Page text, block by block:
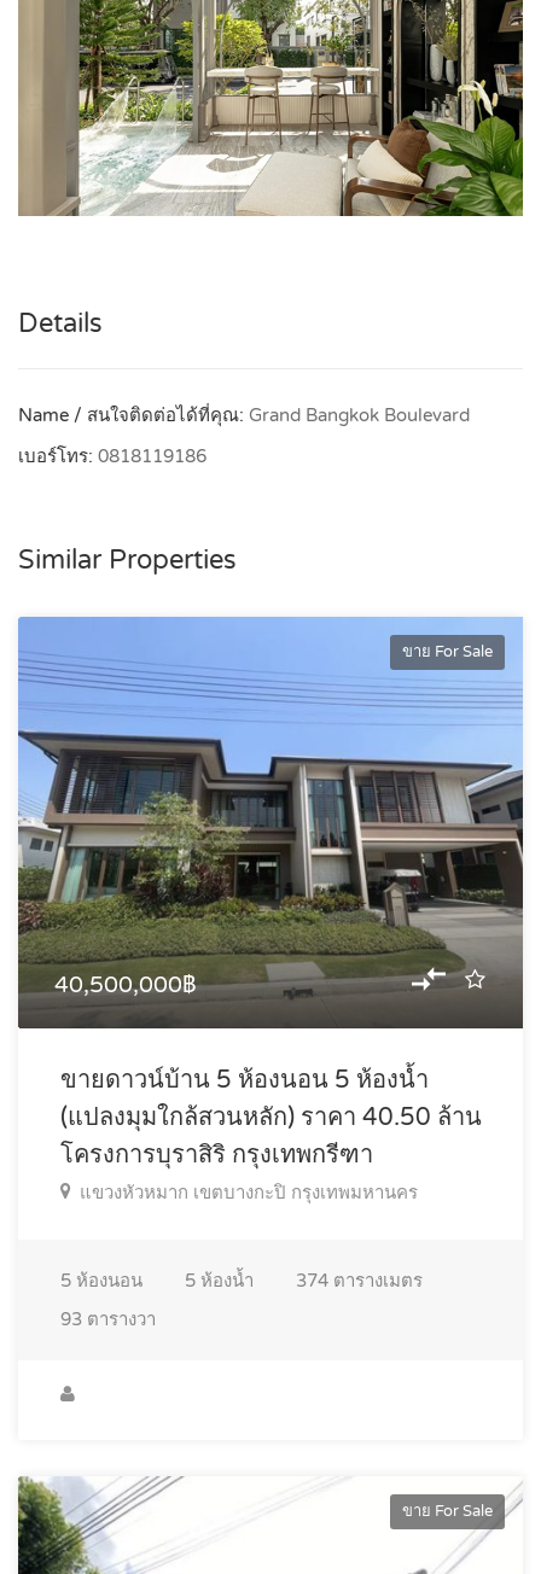
Details
Name / สนใจติดต่อได้ที่คุณ: Grand Bangkok Boulevard
เบอร์โทร: 0818119186
Similar Properties
ขาย For Sale
40,500,000฿
ขายดาวน์บ้าน 5 ห้องนอน 5 ห้องน้ำ
(แปลงมุมใกล้สวนหลัก) ราคา 40.50 ล้าน
โครงการบุราสิริ กรุงเทพกรีฑา
แขวงหัวหมาก เขตบางกะปิ กรุงเทพมหานคร
5 ห้องนอน 5 ห้องน้ำ 374 ตารางเมตร
93 ตารางวา
ขาย For Sale